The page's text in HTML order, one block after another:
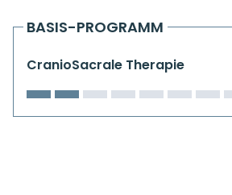
BASIS-PROGRAMM
CranioSacrale Therapie
Postgraduate- & Spezialkurse
Kiefergelenkkurse
CranioSacrale Ausbildung